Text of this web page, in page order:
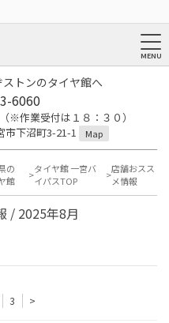
トンのタイヤ館へ
6060
※作業受付は１８：３０）
下沼町3-21-1
Map
の
館
タイヤ館 一宮バ
イパスTOP
店舗おスス
メ情報
/ 2025年8月
3 >